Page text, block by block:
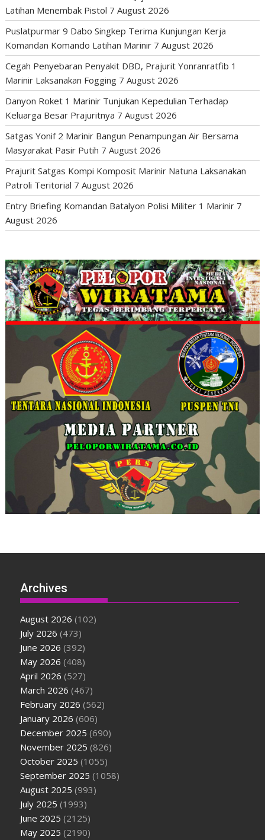
Latihan Menembak Pistol 7 August 2026
Puslatpurmar 9 Dabo Singkep Terima Kunjungan Kerja
Komandan Komando Latihan Marinir 7 August 2026
Cegah Penyebaran Penyakit DBD, Prajurit Yonranratfib 1
Marinir Laksanakan Fogging 7 August 2026
Danyon Roket 1 Marinir Tunjukan Kepedulian Terhadap
Keluarga Besar Prajuritnya 7 August 2026
Satgas Yonif 2 Marinir Bangun Penampungan Air Bersama
Masyarakat Pasir Putih 7 August 2026
Prajurit Satgas Kompi Komposit Marinir Natuna Laksanakan
Patroli Teritorial 7 August 2026
Entry Briefing Komandan Batalyon Polisi Militer 1 Marinir 7
August 2026
Archives
August 2026 (102)
July 2026 (473)
June 2026 (392)
May 2026 (408)
April 2026 (527)
March 2026 (467)
February 2026 (562)
January 2026 (606)
December 2025 (690)
November 2025 (826)
October 2025 (1055)
September 2025 (1058)
August 2025 (993)
July 2025 (1993)
June 2025 (2125)
May 2025 (2190)